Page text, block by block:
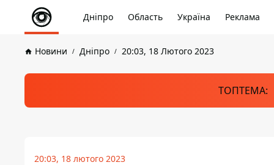
Дніпро Область Україна Реклама
Новини Дніпро 20:03, 18 Лютого 2023
ТОПТЕМА:
20:03, 18 лютого 2023